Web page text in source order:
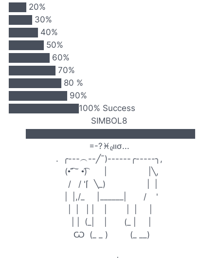
███ 20%
████ 30%
█████ 40%
██████ 50%
███████ 60%
████████ 70%
█████████ 80 %
██████████ 90%
████████████100% Success
SIMBOL8
=-?♓ᵨιισ...
. ╭---︵--╱¯)------╭-----╮,
(•͡˘ ˘ •͡) | |╲,
/ / '⌈ ╲_) | |
| |,/_ |______| / '
| | (_| | (_ | |
Ѡ (_ _ ) (_ __)